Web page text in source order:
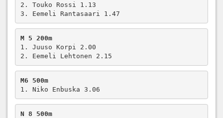
2. Touko Rossi 1.13
3. Eemeli Rantasaari 1.47
M 5 200m
1. Juuso Korpi 2.00
2. Eemeli Lehtonen 2.15
M6 500m
1. Niko Enbuska 3.06
N 8 500m